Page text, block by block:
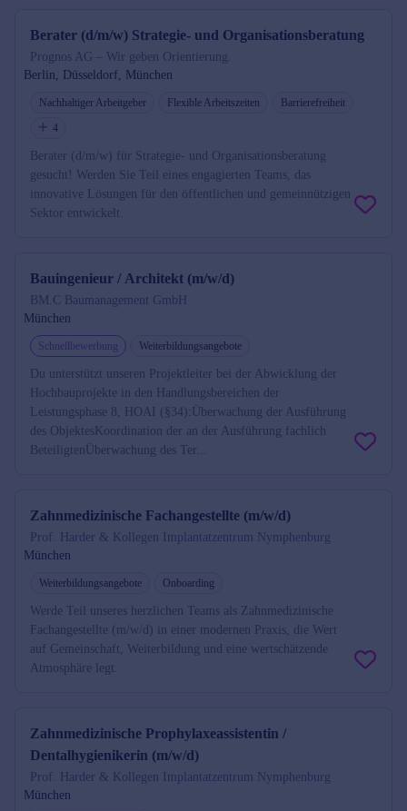
Berater (d/m/w) Strategie- und Organisationsberatung
Prognos AG – Wir geben Orientierung.
Berlin, Düsseldorf, München
Nachhaltiger Arbeitgeber Flexible Arbeitszeiten
Barrierefreiheit
4
Berater (d/m/w) für Strategie- und Organisationsberatung
gesucht! Werden Sie Teil eines engagierten Teams, das
innovative Lösungen für den öffentlichen und gemeinnützigen
Sektor entwickelt.
Bauingenieur / Architekt (m/w/d)
BM.C Baumanagement GmbH
München
Schnellbewerbung Weiterbildungsangebote
Du unterstützt unseren Projektleiter bei der Abwicklung der
Hochbauprojekte in den Handlungsbereichen der
Leistungsphase 8, HOAI (§34):Überwachung der Ausführung
des ObjektesKoordination der an der Ausführung fachlich
BeteiligtenÜberwachung des Ter...
Zahnmedizinische Fachangestellte (m/w/d)
Prof. Harder & Kollegen Implantatzentrum Nymphenburg
München
Weiterbildungsangebote Onboarding
Werde Teil unseres herzlichen Teams als Zahnmedizinische
Fachangestellte (m/w/d) in einer modernen Praxis, die Wert
auf Gemeinschaft, Weiterbildung und eine wertschätzende
Atmosphäre legt.
Zahnmedizinische Prophylaxeassistentin /
Dentalhygienikerin (m/w/d)
Prof. Harder & Kollegen Implantatzentrum Nymphenburg
München